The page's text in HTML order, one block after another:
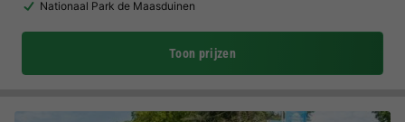
Nationaal Park de Maasduinen
Toon prijzen